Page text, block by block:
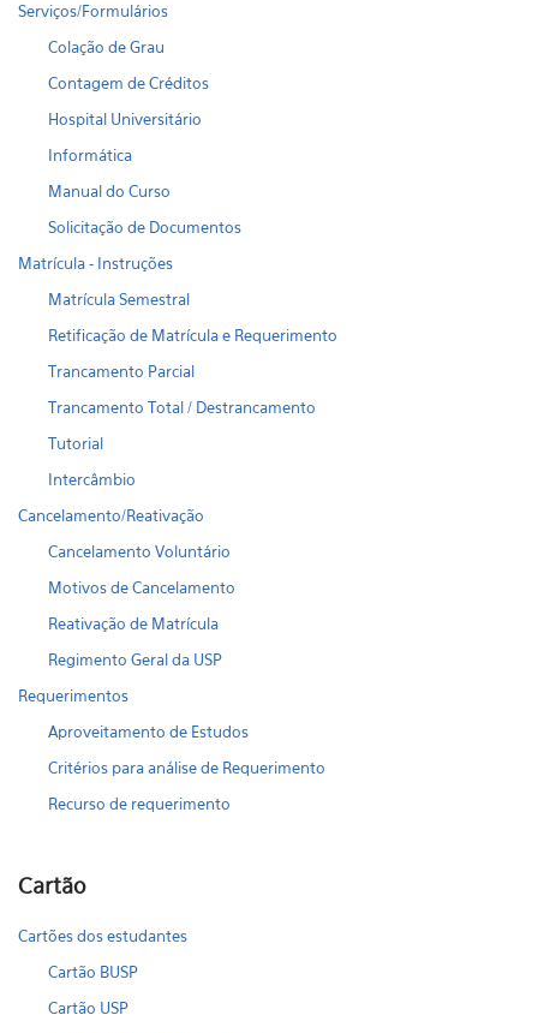
Serviços/Formulários
Colação de Grau
Contagem de Créditos
Hospital Universitário
Informática
Manual do Curso
Solicitação de Documentos
Matrícula - Instruções
Matrícula Semestral
Retificação de Matrícula e Requerimento
Trancamento Parcial
Trancamento Total / Destrancamento
Tutorial
Intercâmbio
Cancelamento/Reativação
Cancelamento Voluntário
Motivos de Cancelamento
Reativação de Matrícula
Regimento Geral da USP
Requerimentos
Aproveitamento de Estudos
Critérios para análise de Requerimento
Recurso de requerimento
Cartão
Cartões dos estudantes
Cartão BUSP
Cartão USP